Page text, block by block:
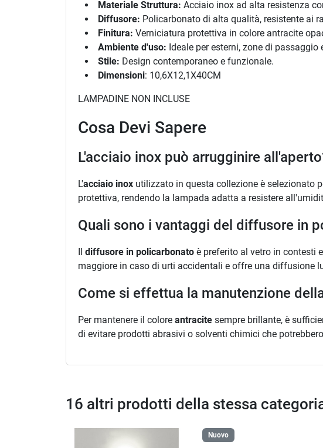
Materiale Struttura: Acciaio inox ad alta resistenza
Diffusore: Policarbonato di alta qualità, resistente ai
Finitura: Verniciatura protettiva in colore antracite
Ambiente d'uso: Ideale per esterni, zone di
Stile: Design contemporaneo e funzionale.
Dimensioni: 10,6X12,1X40CM
LAMPADINE NON INCLUSE
Cosa Devi Sapere
L'acciaio inox può arrugginire
L'acciaio inox utilizzato in questa collezione è selezionato
protettiva, rendendo la lampada adatta a resistere
Quali sono i vantaggi del diffusore in
diffusore in policarbonato è preferito al vetro in contesti
maggiore in caso di urti accidentali e offre una diffusione
Come si effettua la manutenzione
Per mantenere il colore antracite sempre brillante, è
di evitare prodotti abrasivi o solventi chimici che
16 altri prodotti della stessa
Nuovo